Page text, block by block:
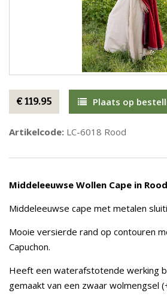
€ 119.95 Plaats op
Artikelcode: LC-6018 Rood
Middeleeuwse Wollen Cape in
Middeleeuwse cape met metalen
Mooie versierde rand op contouren
Capuchon.
Heeft een waterafstotende werking
gemaakt van een zwaar wolmengsel